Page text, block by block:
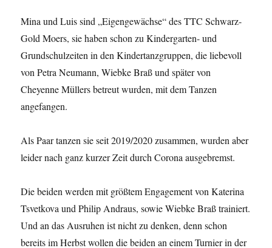
Mina und Luis sind „Eigengewächse“ des TTC Schwarz-
Gold Moers, sie haben schon zu Kindergarten- und
Grundschulzeiten in den Kindertanzgruppen, die liebevoll
von Petra Neumann, Wiebke Braß und später von
Cheyenne Müllers betreut wurden, mit dem Tanzen
angefangen.
Als Paar tanzen sie seit 2019/2020 zusammen, wurden aber
leider nach ganz kurzer Zeit durch Corona ausgebremst.
Die beiden werden mit größtem Engagement von Katerina
Tsvetkova und Philip Andraus, sowie Wiebke Braß trainiert.
Und an das Ausruhen ist nicht zu denken, denn schon
bereits im Herbst wollen die beiden an einem Turnier in der